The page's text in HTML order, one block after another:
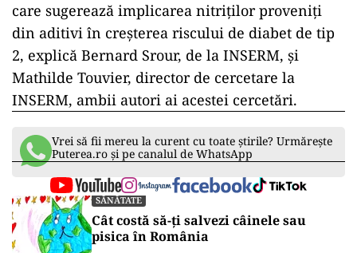
care sugerează implicarea nitriților proveniți
din aditivi în creșterea riscului de diabet de tip
2, explică Bernard Srour, de la INSERM, și
Mathilde Touvier, director de cercetare la
INSERM, ambii autori ai acestei cercetări.
Vrei să fii mereu la curent cu toate știrile? Urmărește
Puterea.ro și pe canalul de WhatsApp
SĂNĂTATE
Cât costă să-ți salvezi câinele sau
pisica în România